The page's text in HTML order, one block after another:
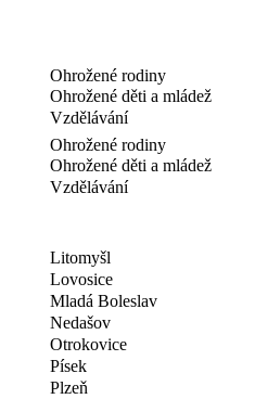
Ohrožené rodiny
Ohrožené děti a mládež
Vzdělávání
Ohrožené rodiny
Ohrožené děti a mládež
Vzdělávání
Litomyšl
Lovosice
Mladá Boleslav
Nedašov
Otrokovice
Písek
Plzeň